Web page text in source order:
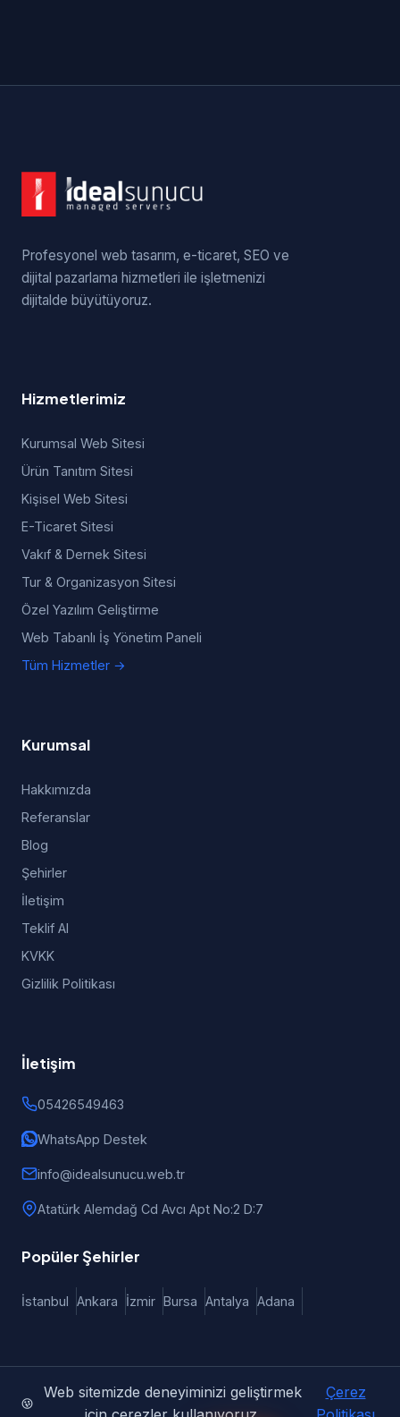
Profesyonel web tasarım, e-ticaret, SEO ve
dijital pazarlama hizmetleri ile işletmenizi
dijitalde büyütüyoruz.
Hizmetlerimiz
Kurumsal Web Sitesi
Ürün Tanıtım Sitesi
Kişisel Web Sitesi
E-Ticaret Sitesi
Vakıf & Dernek Sitesi
Tur & Organizasyon Sitesi
Özel Yazılım Geliştirme
Web Tabanlı İş Yönetim Paneli
Tüm Hizmetler →
Kurumsal
Hakkımızda
Referanslar
Blog
Şehirler
İletişim
Teklif Al
KVKK
Gizlilik Politikası
İletişim
05426549463
WhatsApp Destek
info@idealsunucu.web.tr
Atatürk Alemdağ Cd Avcı Apt No:2 D:7
Popüler Şehirler
İstanbul Ankara İzmir Bursa Antalya Adana
© 2026 iDealSunucu | Türkiye Geneli Web Tasarım, E-Ticaret
Web sitemizde deneyiminizi geliştirmek
Çerez